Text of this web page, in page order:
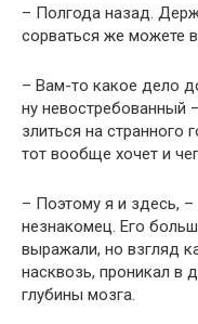
– Полгода назад.
сорваться же можете
– Вам-то какое дело
ну невостребованный
злиться на странного
тот вообще хочет и
– Поэтому я и здесь,
незнакомец. Его
выражали, но взгляд
насквозь, проникал в
глубины мозга.